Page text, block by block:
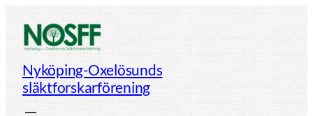
innehåll
Nyköping-Oxelösunds
släktforskarförening